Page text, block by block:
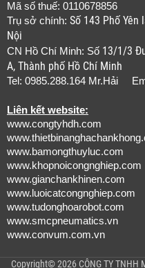
Mã số thuế: 0110678856
Trụ sở chính: Số 143 Phố Yên
Nội
CN Hồ Chí Minh: Số 13/1/3
A, Thành phố Hồ Chí Minh
Tel: 0985.288.164 Mr.Hải
Liên kết website:
www.congtyhdh.com
www.bamongthuyluc.com
www.khopnoicongnghiep.com
www.gianchankhinen.com
www.luoicatcongnghiep.com
www.tudonghoarobot.com
www.smcpneumatics.vn
www.convum.com.vn
Copyright© 2026 CÔNG TY TNHH